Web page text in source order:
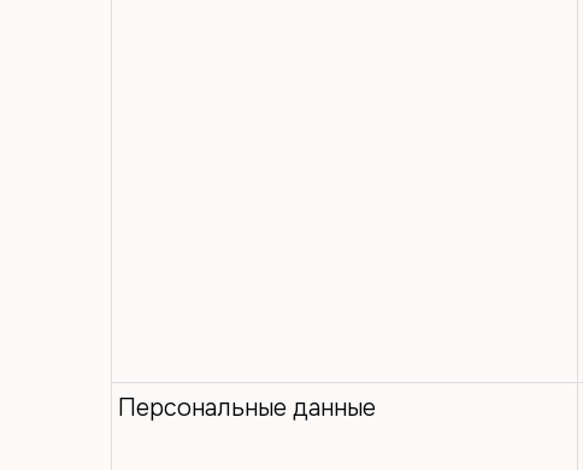
Персональные данные